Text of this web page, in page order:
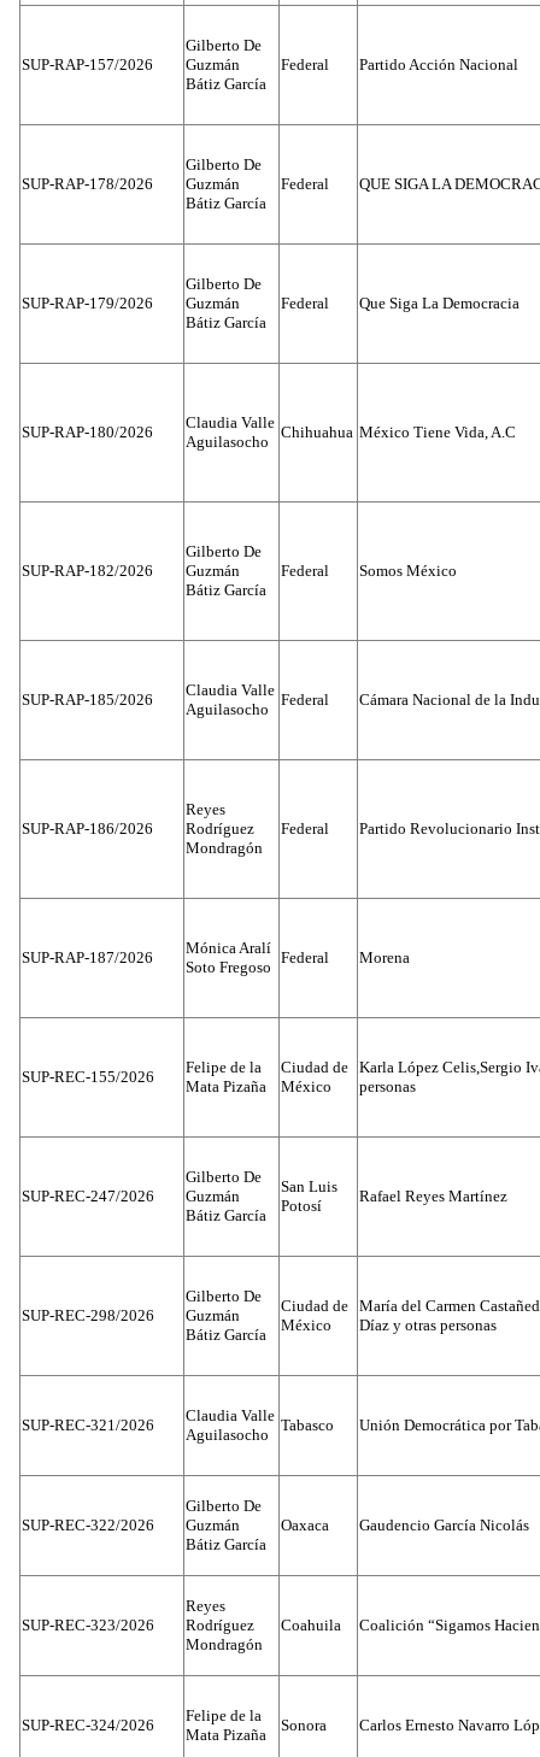
SUP-RAP-157/2026
Gilberto De
Guzmán
Bátiz García
Federal Partido Acción Nacional
SUP-RAP-178/2026
Gilberto De
Guzmán
Bátiz García
Federal QUE SIGA LA
SUP-RAP-179/2026
Gilberto De
Guzmán
Bátiz García
Federal Que Siga La Democracia
SUP-RAP-180/2026
Claudia Valle
Aguilasocho
Chihuahua México Tiene Vida, A.C
SUP-RAP-182/2026
Gilberto De
Guzmán
Bátiz García
Federal Somos México
SUP-RAP-185/2026
Claudia Valle
Aguilasocho
Federal Cámara Nacional de la
SUP-RAP-186/2026
Reyes
Rodríguez
Mondragón
Federal Partido Revolucionario
SUP-RAP-187/2026
Mónica Aralí
Soto Fregoso
Federal Morena
SUP-REC-155/2026
Felipe de la
Mata Pizaña
Ciudad de
México
Karla López Celis,Sergio
personas
SUP-REC-247/2026
Gilberto De
Guzmán
Bátiz García
San Luis
Potosí
Rafael Reyes Martínez
SUP-REC-298/2026
Gilberto De
Guzmán
Bátiz García
Ciudad de
México
María del Carmen
Díaz y otras personas
SUP-REC-321/2026
Claudia Valle
Aguilasocho
Tabasco Unión Democrática por
SUP-REC-322/2026
Gilberto De
Guzmán
Bátiz García
Oaxaca Gaudencio García Nicolás
SUP-REC-323/2026
Reyes
Rodríguez
Mondragón
Coahuila Coalición “Sigamos
SUP-REC-324/2026
Felipe de la
Mata Pizaña
Sonora Carlos Ernesto Navarro